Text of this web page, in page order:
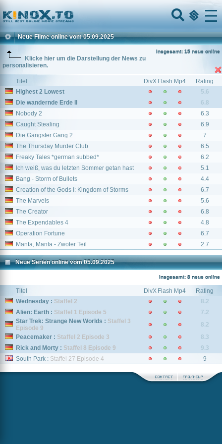
Home
Menu
Neue Filme online vom 05.09.2025
Insgesamt: 15 neue online
Klicke hier um die Darstellung der News zu
personalisieren.
Titel DivX Flash Mp4
Rating
Highest 2 Lowest
5.6
Die wandernde Erde II
6.8
Nobody 2
6.3
Caught Stealing
6.9
Die Gangster Gang 2
7
The Thursday Murder Club
6.5
Freaky Tales *german subbed*
6.2
Ich weiß, was du letzten Sommer getan hast
5.1
Bang - Storm of Bullets
4.4
Creation of the Gods I: Kingdom of Storms
6.7
The Marvels
5.6
The Creator
6.8
The Expendables 4
4.8
Operation Fortune
6.7
Manta, Manta - Zwoter Teil
2.7
Neue Serien online vom 05.09.2025
Insgesamt: 8 neue online
Titel DivX Flash Mp4
Rating
Wednesday : Staffel 2
8.2
Alien: Earth : Staffel 1 Episode 5
7.2
Star Trek: Strange New Worlds : Staffel 3
Episode 9
8.2
Peacemaker : Staffel 2 Episode 3
8.3
Rick and Morty : Staffel 8 Episode 9
9.3
South Park : Staffel 27 Episode 4 9